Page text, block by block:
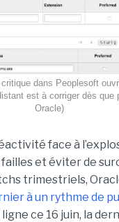
critique dans Peoplesoft
est à corriger dès que
Oracle)
face à
failles et éviter de
trimestriels,
à un rythme de
ligne ce 16 juin, la